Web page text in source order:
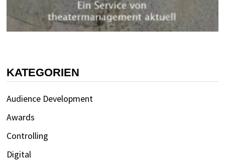
KATEGORIEN
Audience Development
Awards
Controlling
Digital